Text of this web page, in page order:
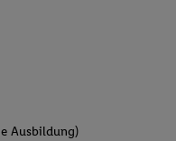
Ausbildung)